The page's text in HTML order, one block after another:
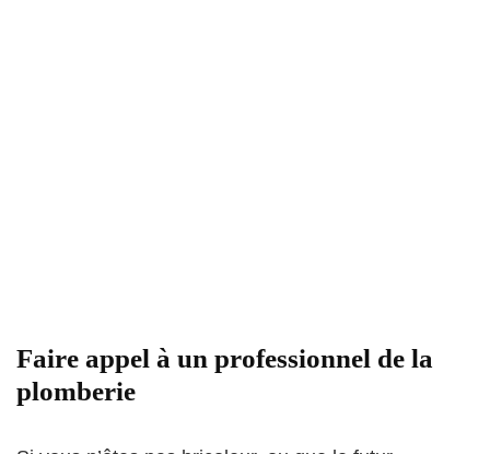
Faire appel à un professionnel de la
plomberie